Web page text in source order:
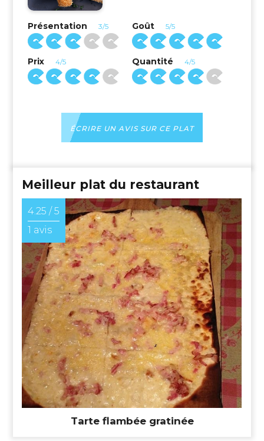
Présentation 3/5 Goût 5/5
Prix 4/5 Quantité 4/5
ÉCRIRE UN AVIS SUR CE PLAT
Meilleur plat du restaurant
4.25 / 5
1 avis
Tarte flambée gratinée